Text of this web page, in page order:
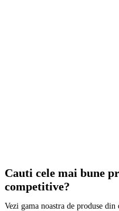
Cauti cele mai bune
competitive?
Vezi gama noastra de produse